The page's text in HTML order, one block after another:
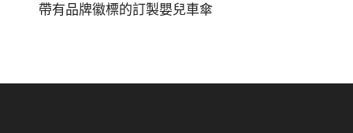
帶有品牌徽標的訂製嬰兒車傘